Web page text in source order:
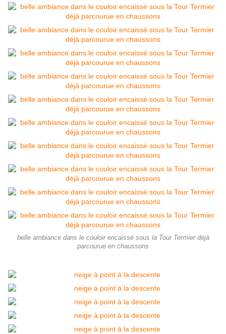
belle ambiance dans le couloir encaissé sous la Tour Termier déjà
parcourue en chaussons